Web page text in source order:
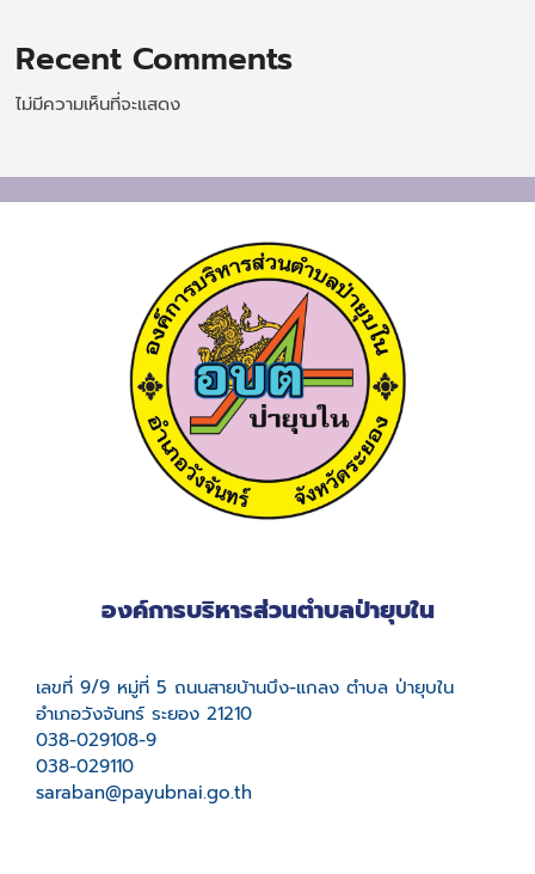
Recent Comments
ไม่มีความเห็นที่จะแสดง
องค์การบริหารส่วนตำบลป่ายุบใน
เลขที่ 9/9 หมู่ที่ 5 ถนนสายบ้านบึง-แกลง ตำบล ป่ายุบใน
อำเภอวังจันทร์ ระยอง 21210
038-029108-9
038-029110
saraban@payubnai.go.th